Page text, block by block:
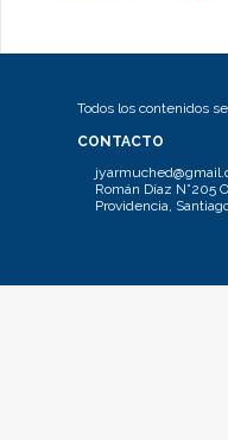
Todos los contenidos
CONTACTO
Román Díaz N°205
Providencia,